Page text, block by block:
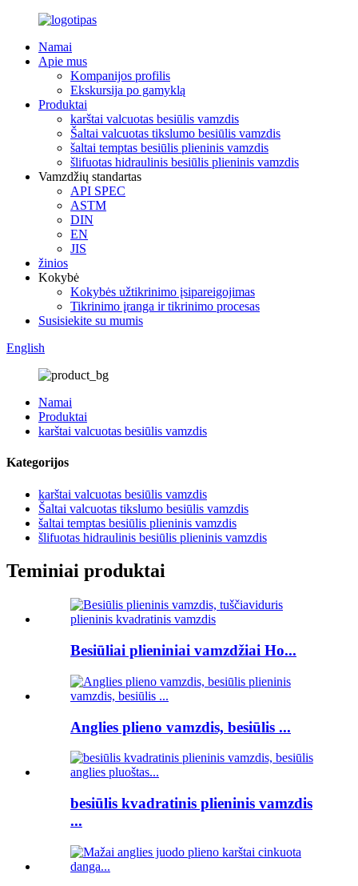
Namai
Apie mus
Kompanijos profilis
Ekskursija po gamyklą
Produktai
karštai valcuotas besiūlis vamzdis
Šaltai valcuotas tikslumo besiūlis vamzdis
šaltai temptas besiūlis plieninis vamzdis
šlifuotas hidraulinis besiūlis plieninis vamzdis
Vamzdžių standartas
API SPEC
ASTM
DIN
EN
JIS
žinios
Kokybė
Kokybės užtikrinimo įsipareigojimas
Tikrinimo įranga ir tikrinimo procesas
Susisiekite su mumis
English
Namai
Produktai
karštai valcuotas besiūlis vamzdis
Kategorijos
karštai valcuotas besiūlis vamzdis
Šaltai valcuotas tikslumo besiūlis vamzdis
šaltai temptas besiūlis plieninis vamzdis
šlifuotas hidraulinis besiūlis plieninis vamzdis
Teminiai produktai
Besiūliai plieniniai vamzdžiai Ho...
Anglies plieno vamzdis, besiūlis ...
besiūlis kvadratinis plieninis vamzdis
...